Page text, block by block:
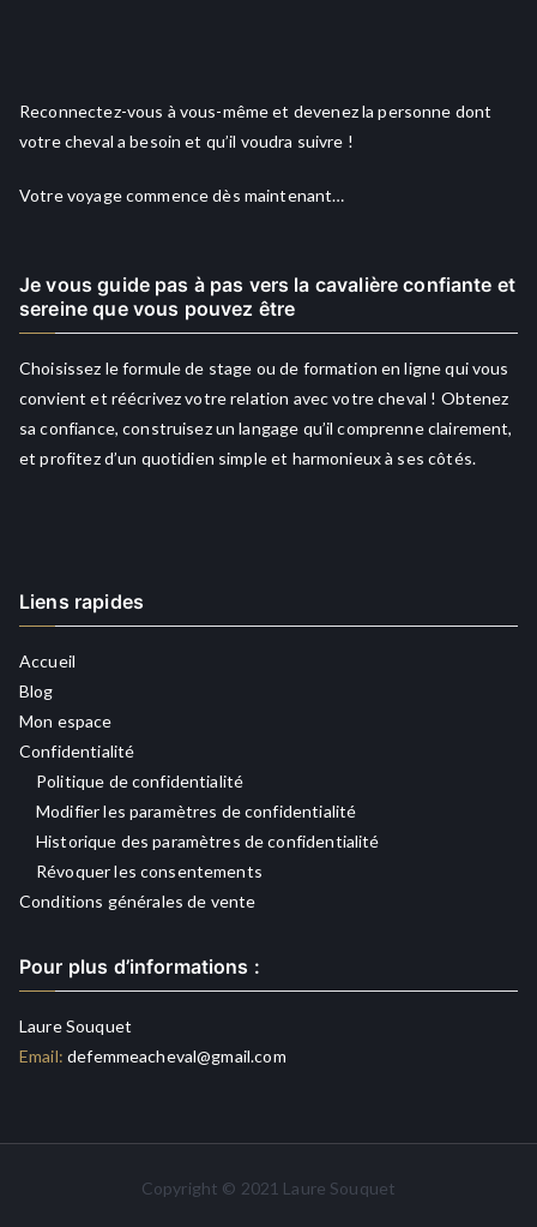
Reconnectez-vous à vous-même et devenez la personne dont
votre cheval a besoin et qu’il voudra suivre !
Votre voyage commence dès maintenant…
Je vous guide pas à pas vers la cavalière confiante et
sereine que vous pouvez être
Choisissez le formule de stage ou de formation en ligne qui vous
convient et réécrivez votre relation avec votre cheval ! Obtenez
sa confiance, construisez un langage qu’il comprenne clairement,
et profitez d’un quotidien simple et harmonieux à ses côtés.
Liens rapides
Accueil
Blog
Mon espace
Confidentialité
Politique de confidentialité
Modifier les paramètres de confidentialité
Historique des paramètres de confidentialité
Révoquer les consentements
Conditions générales de vente
Pour plus d’informations :
Laure Souquet
Email: defemmeacheval@gmail.com
Copyright © 2021 Laure Souquet